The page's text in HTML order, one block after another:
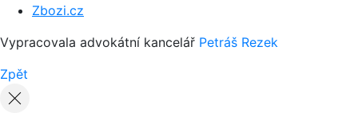
Zbozi.cz
Vypracovala advokátní kancelář Petráš Rezek
Zpět